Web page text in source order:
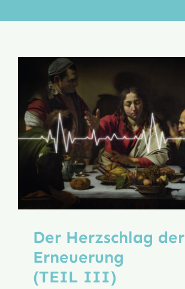
Aktion
Der Herzschlag der
Erneuerung
(TEIL III)